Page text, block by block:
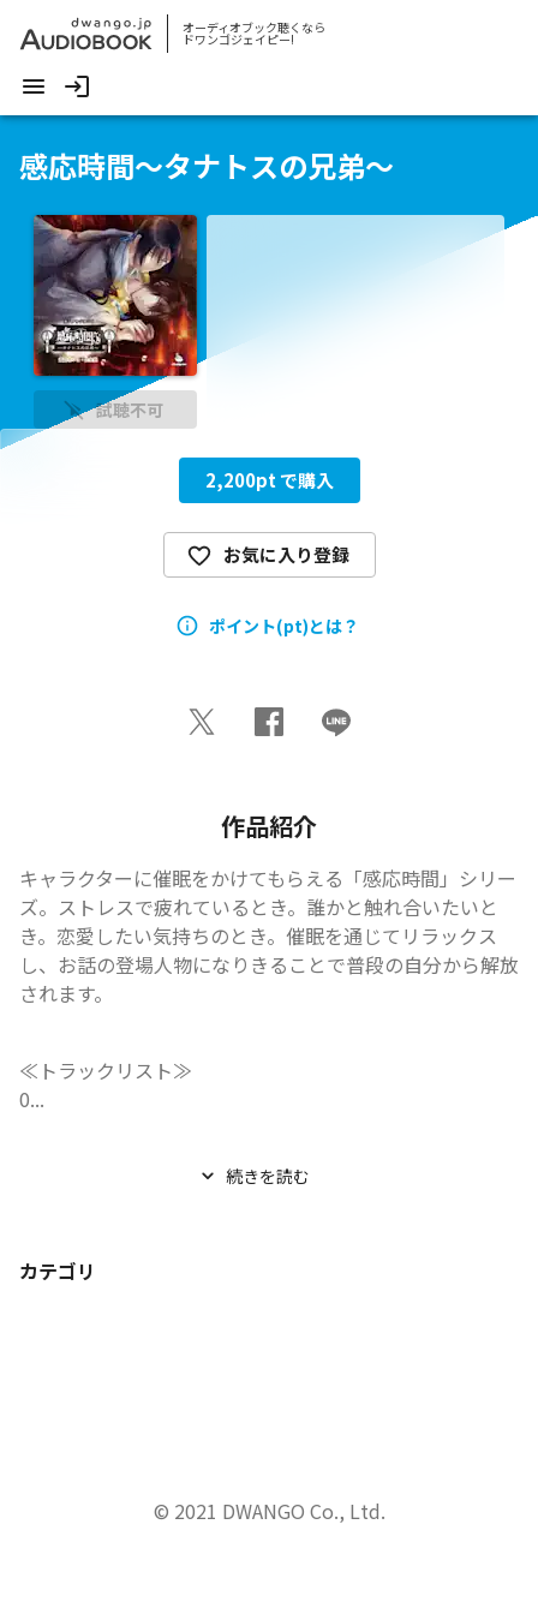
オーディオブック聴くなら
ドワンゴジェイピー!
感応時間～タナトスの兄弟～
試聴不可
2,200pt で購入
お気に入り登録
ポイント(pt)とは？
作品紹介
キャラクターに催眠をかけてもらえる「感応時間」シリー
ズ。ストレスで疲れているとき。誰かと触れ合いたいと
き。恋愛したい気持ちのとき。催眠を通じてリラックス
し、お話の登場人物になりきることで普段の自分から解放
されます。
≪トラックリスト≫
0...
続きを読む
カテゴリ
© 2021 DWANGO Co., Ltd.